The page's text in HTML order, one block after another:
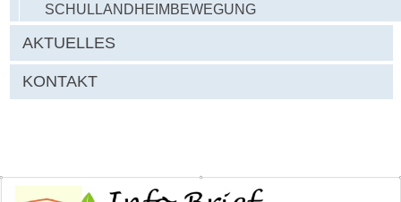
SCHULLANDHEIMBEWEGUNG
AKTUELLES
KONTAKT